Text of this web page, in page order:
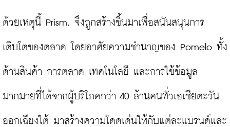
ด้วยเหตุนี้ Prism. จึงถูกสร้างขึ้นมาเพื่อสนันสนุนการ
เติบโตของตลาด โดยอาศัยความชำนาญของ Pomelo ทั้ง
ด้านสินค้า การตลาด เทคโนโลยี และการใช้ข้อมูล
มากมายที่ได้จากผู้บริโภคกว่า 40 ล้านคนทั่วเอเชียตะวัน
ออกเฉียงใต้ มาสร้างความโดดเด่นให้กับแต่ละแบรนด์และ